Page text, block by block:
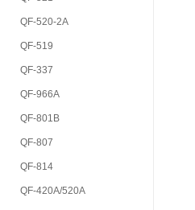
QF-520-2A
QF-519
QF-337
QF-966A
QF-801B
QF-807
QF-814
QF-420A/520A